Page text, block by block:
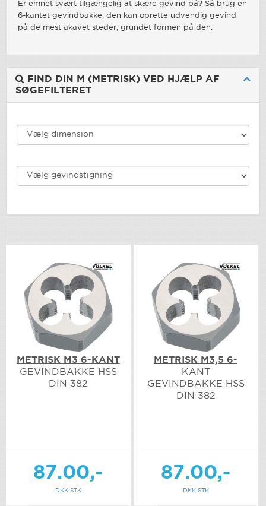
Er emnet svært tilgængelig at skære gevind på? Så brug en
6-kantet gevindbakke, den kan oprette udvendig gevind
på de mest akavet steder, grundet formen på den.
FIND DIN M (METRISK) VED HJÆLP AF
SØGEFILTERET
METRISK M3 6-KANT
GEVINDBAKKE HSS
DIN 382
87.00,-
DKK STK
METRISK M3,5 6-
KANT
GEVINDBAKKE HSS
DIN 382
87.00,-
DKK STK